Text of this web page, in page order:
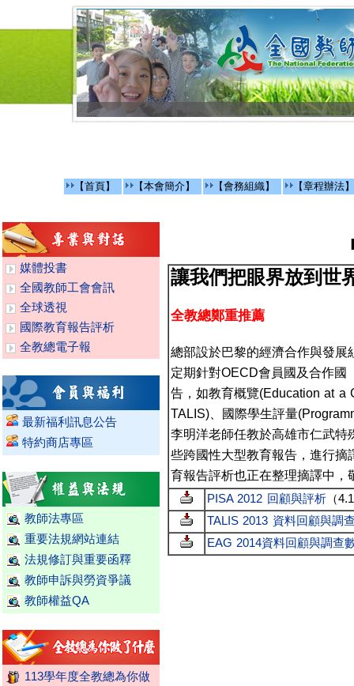
【首頁】 【本會簡介】 【會務組織】 【章程辦法】
媒體投書
全國教師工會會訊
全球透視
國際教育報告評析
全教總電子報
最新福利訊息公告
特約商店專區
教師法專區
重要法規網站連結
法規修訂與重要函釋
教師申訴與勞資爭議
教師權益QA
113學年度全教總為你做
讓我們把眼界放到世
全教總鄭重推薦
總部設於巴黎的經濟合作與發
定期針對OECD會員國及合作國
告，如教育概覽(Education at a
TALIS)、國際學生評量
李明洋老師任教於高雄市仁武特
些跨國性大型教育報告，進行摘
育報告評析也正在整理摘譯中，
PISA 2012 回顧與評析（
TALIS 2013 資料回顧與調
EAG 2014資料回顧與調查